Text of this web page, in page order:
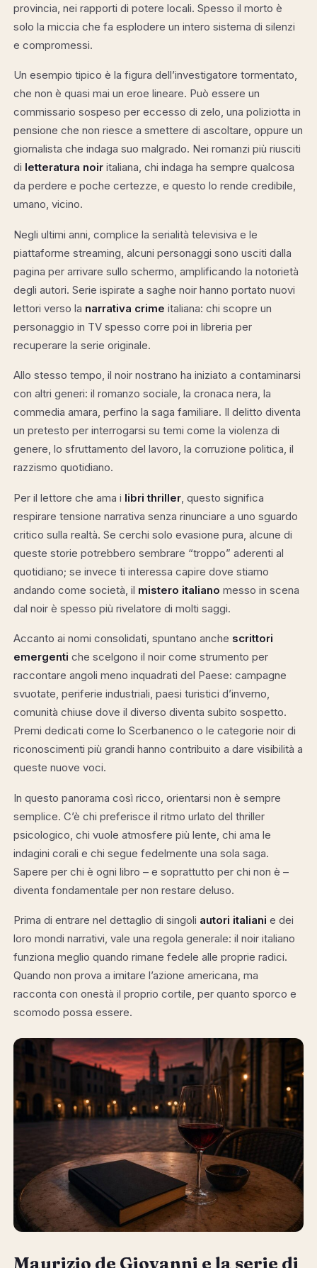
provincia, nei rapporti di potere locali. Spesso il morto è
solo la miccia che fa esplodere un intero sistema di silenzi
e compromessi.
Un esempio tipico è la figura dell’investigatore tormentato,
che non è quasi mai un eroe lineare. Può essere un
commissario sospeso per eccesso di zelo, una poliziotta in
pensione che non riesce a smettere di ascoltare, oppure un
giornalista che indaga suo malgrado. Nei romanzi più riusciti
di letteratura noiritaliana, chi indaga ha sempre qualcosa
da perdere e poche certezze, e questo lo rende credibile,
umano, vicino.
Negli ultimi anni, complice la serialità televisiva e le
piattaforme streaming, alcuni personaggi sono usciti dalla
pagina per arrivare sullo schermo, amplificando la notorietà
degli autori. Serie ispirate a saghe noir hanno portato nuovi
lettori verso la narrativa crime italiana: chi scopre un
personaggio in TV spesso corre poi in libreria per
recuperare la serie originale.
Allo stesso tempo, il noir nostrano ha iniziato a contaminarsi
con altri generi: il romanzo sociale, la cronaca nera, la
commedia amara, perfino la saga familiare. Il delitto diventa
un pretesto per interrogarsi su temi come la violenza di
genere, lo sfruttamento del lavoro, la corruzione politica, il
razzismo quotidiano.
Per il lettore che ama i libri thriller, questo significa
respirare tensione narrativa senza rinunciare a uno sguardo
critico sulla realtà. Se cerchi solo evasione pura, alcune di
queste storie potrebbero sembrare “troppo” aderenti al
quotidiano; se invece ti interessa capire dove stiamo
andando come società, il mistero italiano messo in scena
dal noir è spesso più rivelatore di molti saggi.
Accanto ai nomi consolidati, spuntano anche scrittori
emergenti che scelgono il noir come strumento per
raccontare angoli meno inquadrati del Paese: campagne
svuotate, periferie industriali, paesi turistici d’inverno,
comunità chiuse dove il diverso diventa subito sospetto.
Premi dedicati come lo Scerbanenco o le categorie noir di
riconoscimenti più grandi hanno contribuito a dare visibilità a
queste nuove voci.
In questo panorama così ricco, orientarsi non è sempre
semplice. C’è chi preferisce il ritmo urlato del thriller
psicologico, chi vuole atmosfere più lente, chi ama le
indagini corali e chi segue fedelmente una sola saga.
Sapere per chi è ogni libro – e soprattutto per chi non è –
diventa fondamentale per non restare deluso.
Prima di entrare nel dettaglio di singoli autori italiani e dei
loro mondi narrativi, vale una regola generale: il noir italiano
funziona meglio quando rimane fedele alle proprie radici.
Quando non prova a imitare l’azione americana, ma
racconta con onestà il proprio cortile, per quanto sporco e
scomodo possa essere.
Maurizio de Giovanni e la serie di